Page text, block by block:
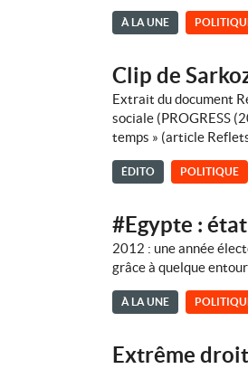
À LA UNE
Clip de
Extrait du document
sociale (PROGRESS
temps » (article
ÉDITO POLITIQUE
#Egypte :
2012 : une année
grâce à quelque
À LA UNE
Extrême